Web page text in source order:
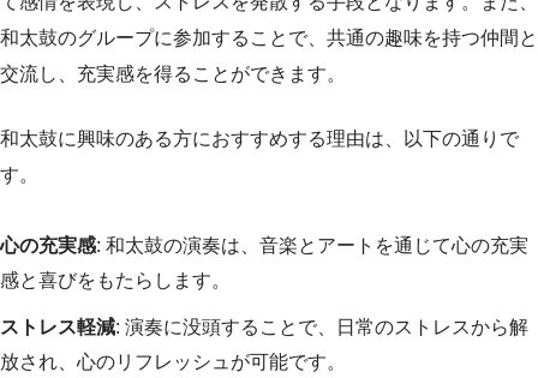
和太鼓のグループに参加することで、共通の趣味を持つ仲間と
交流し、充実感を得ることができます。
和太鼓に興味のある方におすすめする理由は、以下の通りで
す。
心の充実感: 和太鼓の演奏は、音楽とアートを通じて心の充実
感と喜びをもたらします。
ストレス軽減: 演奏に没頭することで、日常のストレスから解
放され、心のリフレッシュが可能です。